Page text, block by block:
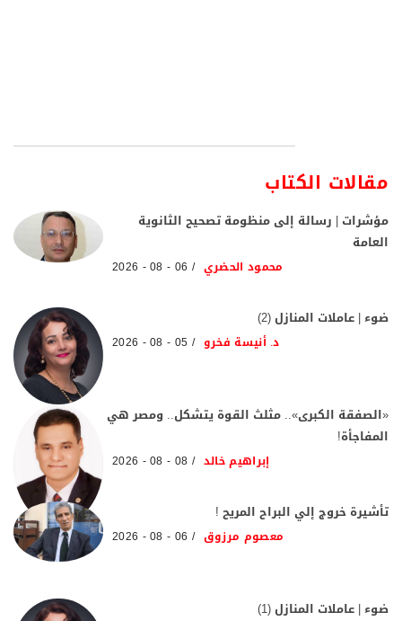
مقالات الكتاب
مؤشرات | رسالة إلى منظومة تصحيح الثانوية
العامة
محمود الحضري 06 - 08 - 2026
ضوء | عاملات المنازل (2)
د. أنيسة فخرو 05 - 08 - 2026
«الصفقة الكبرى».. مثلث القوة يتشكل.. ومصر هي
المفاجأة!
إبراهيم خالد 08 - 08 - 2026
تأشيرة خروج إلي البراح المريح !
معصوم مرزوق 06 - 08 - 2026
ضوء | عاملات المنازل (1)